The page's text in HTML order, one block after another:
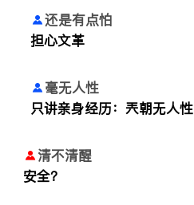
还是有点怕
担心文革
毫无人性
只讲亲身经历：兲朝无人性
清不清醒
安全？